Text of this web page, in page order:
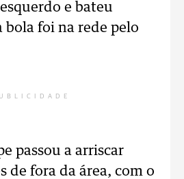
e bateu
bola foi na rede pelo
passou a arriscar
de fora da área, com o